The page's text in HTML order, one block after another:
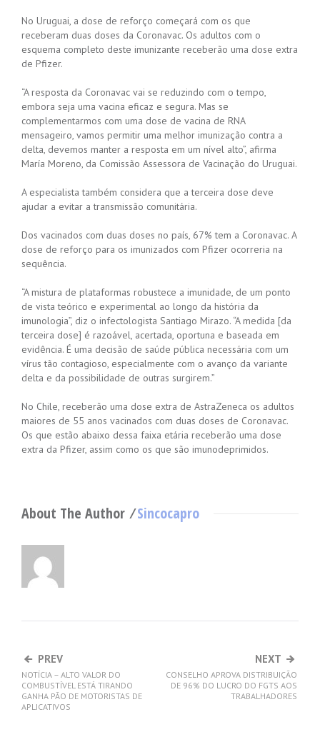
No Uruguai, a dose de reforço começará com os que
receberam duas doses da Coronavac. Os adultos com o
esquema completo deste imunizante receberão uma dose extra
de Pfizer.
“A resposta da Coronavac vai se reduzindo com o tempo,
embora seja uma vacina eficaz e segura. Mas se
complementarmos com uma dose de vacina de RNA
mensageiro, vamos permitir uma melhor imunização contra a
delta, devemos manter a resposta em um nível alto”, afirma
María Moreno, da Comissão Assessora de Vacinação do Uruguai.
A especialista também considera que a terceira dose deve
ajudar a evitar a transmissão comunitária.
Dos vacinados com duas doses no país, 67% tem a Coronavac. A
dose de reforço para os imunizados com Pfizer ocorreria na
sequência.
“A mistura de plataformas robustece a imunidade, de um ponto
de vista teórico e experimental ao longo da história da
imunologia”, diz o infectologista Santiago Mirazo. “A medida [da
terceira dose] é razoável, acertada, oportuna e baseada em
evidência. É uma decisão de saúde pública necessária com um
vírus tão contagioso, especialmente com o avanço da variante
delta e da possibilidade de outras surgirem.”
No Chile, receberão uma dose extra de AstraZeneca os adultos
maiores de 55 anos vacinados com duas doses de Coronavac.
Os que estão abaixo dessa faixa etária receberão uma dose
extra da Pfizer, assim como os que são imunodeprimidos.
About The Author ⁄Sincocapro
PREV
NOTÍCIA – ALTO VALOR DO
COMBUSTÍVEL ESTÁ TIRANDO
GANHA PÃO DE MOTORISTAS DE
APLICATIVOS
NEXT
CONSELHO APROVA DISTRIBUIÇÃO
DE 96% DO LUCRO DO FGTS AOS
TRABALHADORES